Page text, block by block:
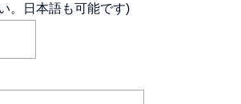
。日本語も可能です)